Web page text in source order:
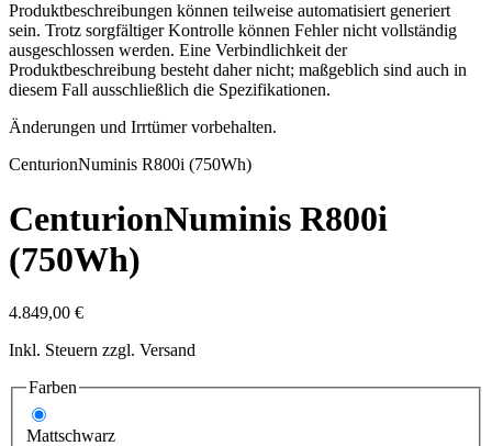
Produktbeschreibungen können teilweise automatisiert generiert
sein. Trotz sorgfältiger Kontrolle können Fehler nicht vollständig
ausgeschlossen werden. Eine Verbindlichkeit der
Produktbeschreibung besteht daher nicht; maßgeblich sind auch in
diesem Fall ausschließlich die Spezifikationen.
Änderungen und Irrtümer vorbehalten.
CenturionNuminis R800i (750Wh)
CenturionNuminis R800i
(750Wh)
4.849,00 €
Inkl. Steuern zzgl. Versand
Farben
Mattschwarz